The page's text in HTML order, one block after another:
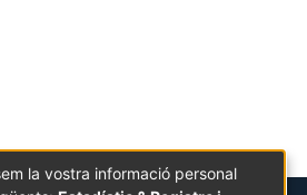
la vostra informació personal